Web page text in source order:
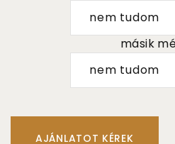
nem tudom
másik
nem tudom